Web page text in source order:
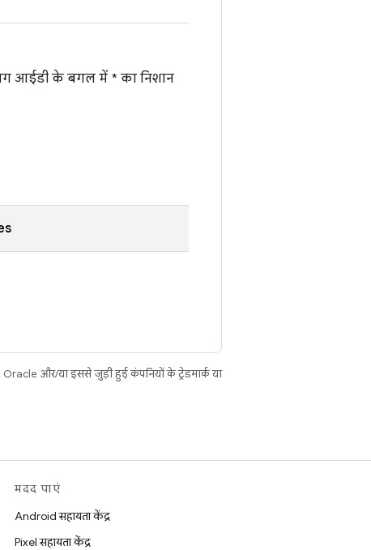
आईडी के बगल में * का निशान
और/या इससे जुड़ी हुई कंपनियों के ट्रेडमार्क या
मदद पाएं
Android सहायता केंद्र
Pixel सहायता केंद्र